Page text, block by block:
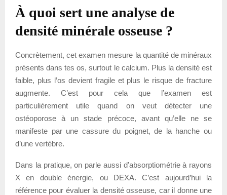
À quoi sert une analyse de
densité minérale osseuse ?
Concrètement, cet examen mesure la quantité de minéraux
présents dans tes os, surtout le calcium. Plus la densité est
faible, plus l’os devient fragile et plus le risque de fracture
augmente. C’est pour cela que l’examen est
particulièrement utile quand on veut détecter une
ostéoporose à un stade précoce, avant qu’elle ne se
manifeste par une cassure du poignet, de la hanche ou
d’une vertèbre.
Dans la pratique, on parle aussi d’absorptiométrie à rayons
X en double énergie, ou DEXA. C’est aujourd’hui la
référence pour évaluer la densité osseuse, car il donne une